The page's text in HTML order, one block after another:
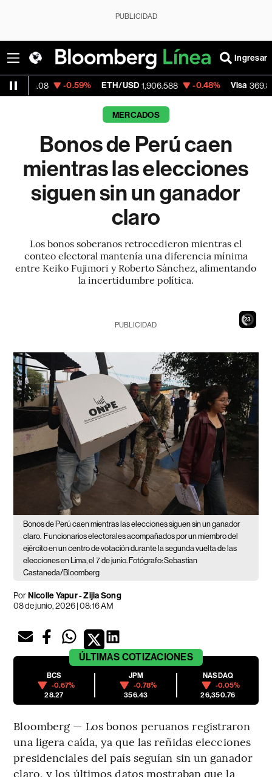
PUBLICIDAD
Ingresar
-0.59% ETH/USD 1,906.588 -0.48% Visa 369.82
MERCADOS
Bonos de Perú caen
mientras las elecciones
siguen sin un ganador
claro
Los bonos soberanos retrocedieron mientras el
conteo electoral mantenía una diferencia mínima
entre Keiko Fujimori y Roberto Sánchez, alimentando
la incertidumbre política.
22
PUBLICIDAD
Bonos de Perú caen mientras las elecciones siguen sin un ganador
claro. Funcionarios electorales acompañados por un miembro del
ejército en un centro de votación durante la segunda vuelta de las
elecciones en Lima, el 7 de junio. Fotógrafo: Sebastian
Castaneda/Bloomberg
PorNicolle Yapur - Zijia Song
08 de junio, 2026 | 08:16 AM
ÚLTIMAS COTIZACIONES
BCS
-0.67%
28.27
JPM
-0.78%
356.43
NASDAQ
-0.05%
26,350.76
Bloomberg — Los bonos peruanos registraron
una ligera caída, ya que las reñidas elecciones
presidenciales del país seguían sin un ganador
claro, y los últimos datos mostraban que la